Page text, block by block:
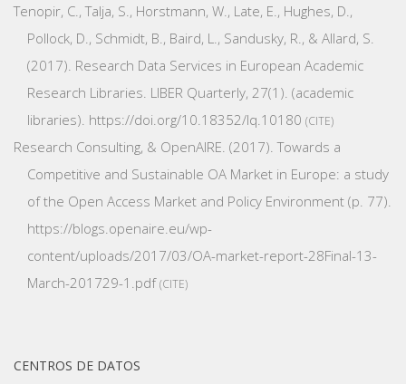
Tenopir, C., Talja, S., Horstmann, W., Late, E., Hughes, D.,
Pollock, D., Schmidt, B., Baird, L., Sandusky, R., & Allard, S.
(2017). Research Data Services in European Academic
Research Libraries. LIBER Quarterly, 27(1). (academic
libraries). https://doi.org/10.18352/lq.10180 CITE
Research Consulting, & OpenAIRE. (2017).Towards a
Competitive and Sustainable OA Market in Europe: a study
of the Open Access Market and Policy Environment (p. 77).
https://blogs.openaire.eu/wp-
content/uploads/2017/03/OA-market-report-28Final-13-
March-201729-1.pdf CITE
CENTROS DE DATOS